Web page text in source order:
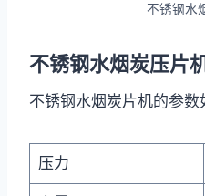
不锈钢水
不锈钢水烟炭压片
不锈钢水烟炭片机的参数
压力